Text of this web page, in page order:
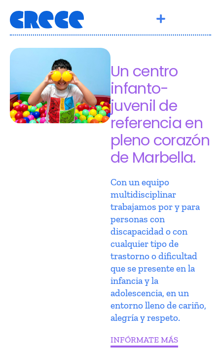
Un centro
infanto-
juvenil de
referencia en
pleno corazón
de Marbella.
Con un equipo
multidisciplinar
trabajamos por y para
personas con
discapacidad o con
cualquier tipo de
trastorno o dificultad
que se presente en la
infancia y la
adolescencia, en un
entorno lleno de cariño,
alegría y respeto.
INFÓRMATE MÁS